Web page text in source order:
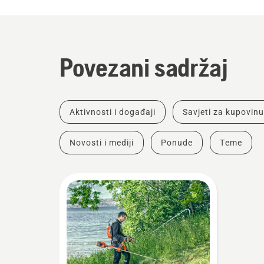
Povezani sadržaj
Aktivnosti i događaji Savjeti za kupovinu
Novosti i mediji Ponude Teme